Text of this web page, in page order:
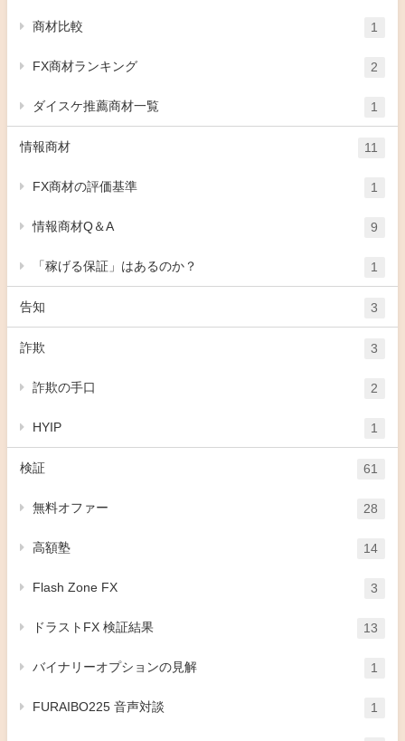
商材比較 1
FX商材ランキング 2
ダイスケ推薦商材一覧 1
情報商材 11
FX商材の評価基準 1
情報商材Q＆A 9
「稼げる保証」はあるのか？ 1
告知 3
詐欺 3
詐欺の手口 2
HYIP 1
検証 61
無料オファー 28
高額塾 14
Flash Zone FX 3
ドラストFX 検証結果 13
バイナリーオプションの見解 1
FURAIBO225 音声対談 1